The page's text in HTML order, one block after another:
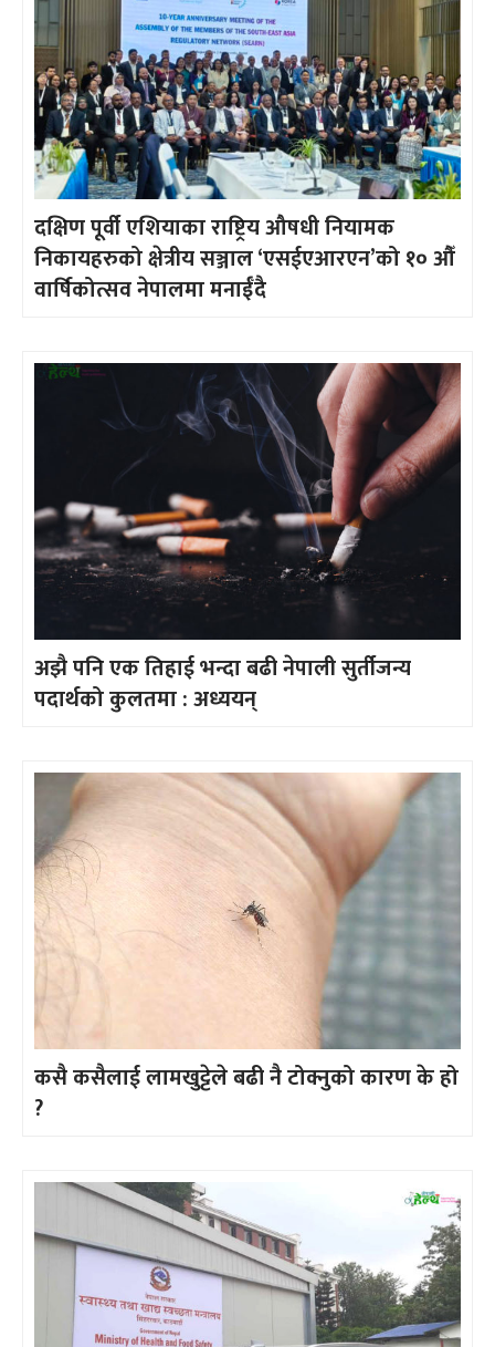
दक्षिण पूर्वी एशियाका राष्ट्रिय औषधी नियामक
निकायहरुको क्षेत्रीय सञ्जाल ‘एसईएआरएन’को १० औँ
वार्षिकोत्सव नेपालमा मनाईँदै
अझै पनि एक तिहाई भन्दा बढी नेपाली सुर्तीजन्य
पदार्थको कुलतमा : अध्ययन्
कसै कसैलाई लामखुट्टेले बढी नै टोक्नुको कारण के हो
?